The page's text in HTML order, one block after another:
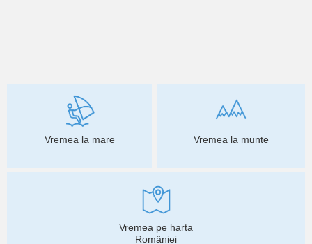
Vremea la mare Vremea la munte
Vremea pe harta
României